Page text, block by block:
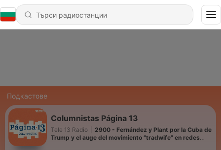
Подкастове
Columnistas Página 13
Tele 13 Radio
2900 - Fernández y Plant por la Cuba de
Trump y el auge del movimiento “tradwife” en redes